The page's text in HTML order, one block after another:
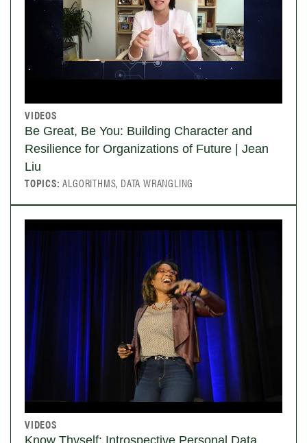
VIDEOS
Be Great, Be You: Building Character and
Resilience for Organizations of Future | Jean
Liu
TOPICS:ALGORITHMS, DATA WRANGLING
VIDEOS
Know Thyself: Introspective Personal Data